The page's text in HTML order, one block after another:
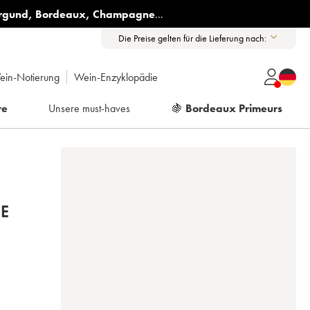
, Bordeaux, Champagne...
Die Preise gelten für die Lieferung nach:
Notierung Wein-Enzyklopädie
Unsere must-haves 🍇 Bordeaux Primeurs